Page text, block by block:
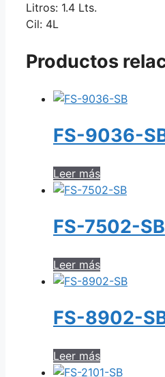
Litros: 1.4 Lts.
Cil: 4L
Productos
FS-9036-
Leer más
FS-7502-SB
Leer más
FS-8902-
Leer más